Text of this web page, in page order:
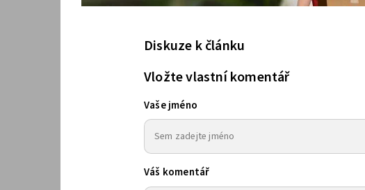
Diskuze k článku
Vložte vlastní komentář
Vaše jméno
Váš komentář